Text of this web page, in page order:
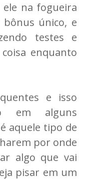
na fogueira
único, e
testes e
enquanto
e isso
em alguns
aquele tipo de
por onde
algo que vai
pisar em um